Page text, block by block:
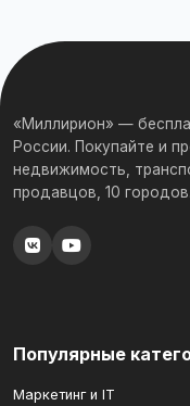
«Миллирион» —
России. Покупайте и
недвижимость,
продавцов, 10 городов.
Популярные
Маркетинг и IT